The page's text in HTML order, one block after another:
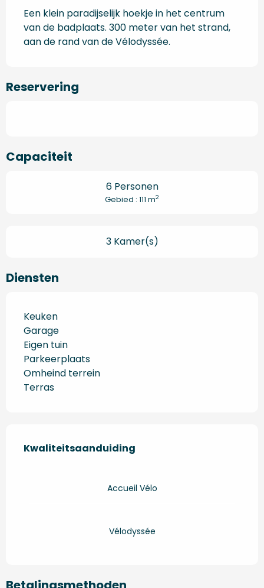
Een klein paradijselijk hoekje in het centrum
van de badplaats. 300 meter van het strand,
aan de rand van de Vélodyssée.
Reservering
Capaciteit
6 Personen
Gebied : 111 m2
3 Kamer(s)
Diensten
Keuken
Garage
Eigen tuin
Parkeerplaats
Omheind terrein
Terras
Kwaliteitsaanduiding
Kwaliteitsaanduiding
Accueil Vélo
Vélodyssée